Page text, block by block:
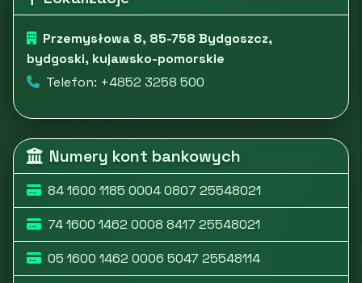
Przemysłowa 8, 85-758 Bydgoszcz,
bydgoski, kujawsko-pomorskie
Telefon: +4852 3258 500
Numery kont bankowych
84 1600 1185 0004 0807 25548021
74 1600 1462 0008 8417 25548021
05 1600 1462 0006 5047 25548114